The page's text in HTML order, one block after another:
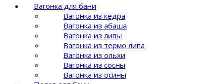
Вагонка для бани
Вагонка из кедра
Вагонка из абаша
Вагонка из липы
Вагонка из термо липа
Вагонка из ольхи
Вагонка из сосны
Вагонка из осины